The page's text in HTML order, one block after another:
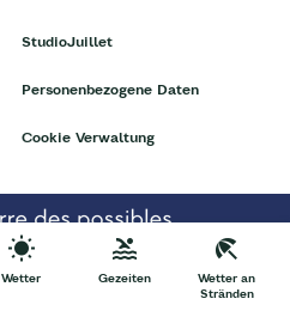
StudioJuillet
Personenbezogene Daten
Cookie Verwaltung
Wetter Gezeiten
Wetter an
Stränden